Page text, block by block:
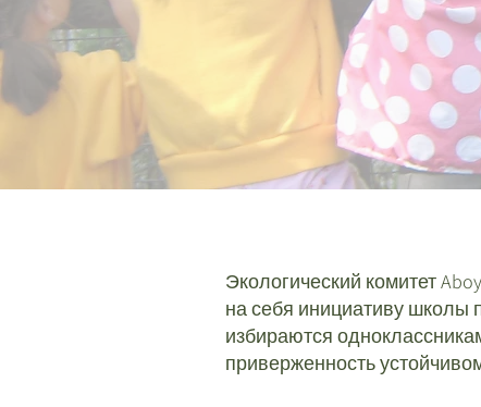
Экологический комитет
на себя инициативу школы
избираются
приверженность